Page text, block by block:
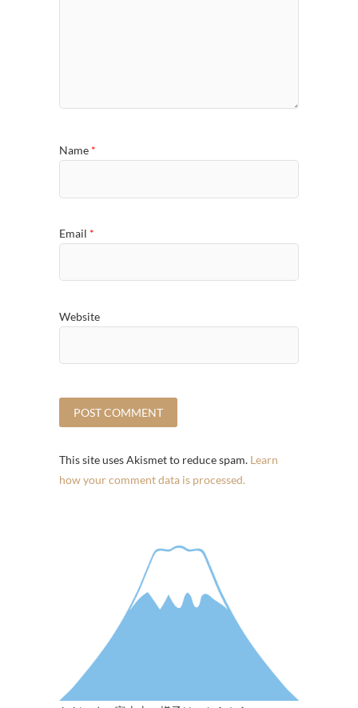
Name *
Email *
Website
This site uses Akismet to reduce spam. Learn
how your comment data is processed.